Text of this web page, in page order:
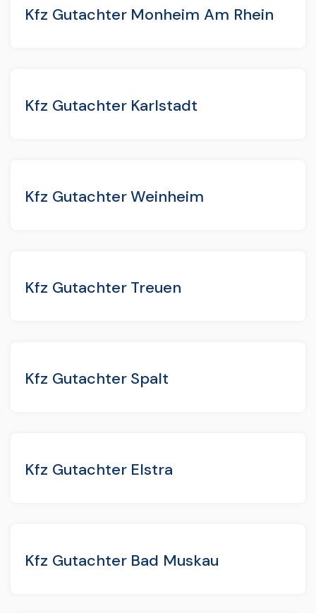
Kfz Gutachter Monheim Am Rhein
Kfz Gutachter Karlstadt
Kfz Gutachter Weinheim
Kfz Gutachter Treuen
Kfz Gutachter Spalt
Kfz Gutachter Elstra
Kfz Gutachter Bad Muskau